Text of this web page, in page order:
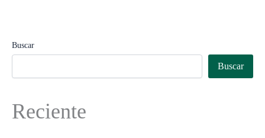
Buscar
Buscar
Reciente